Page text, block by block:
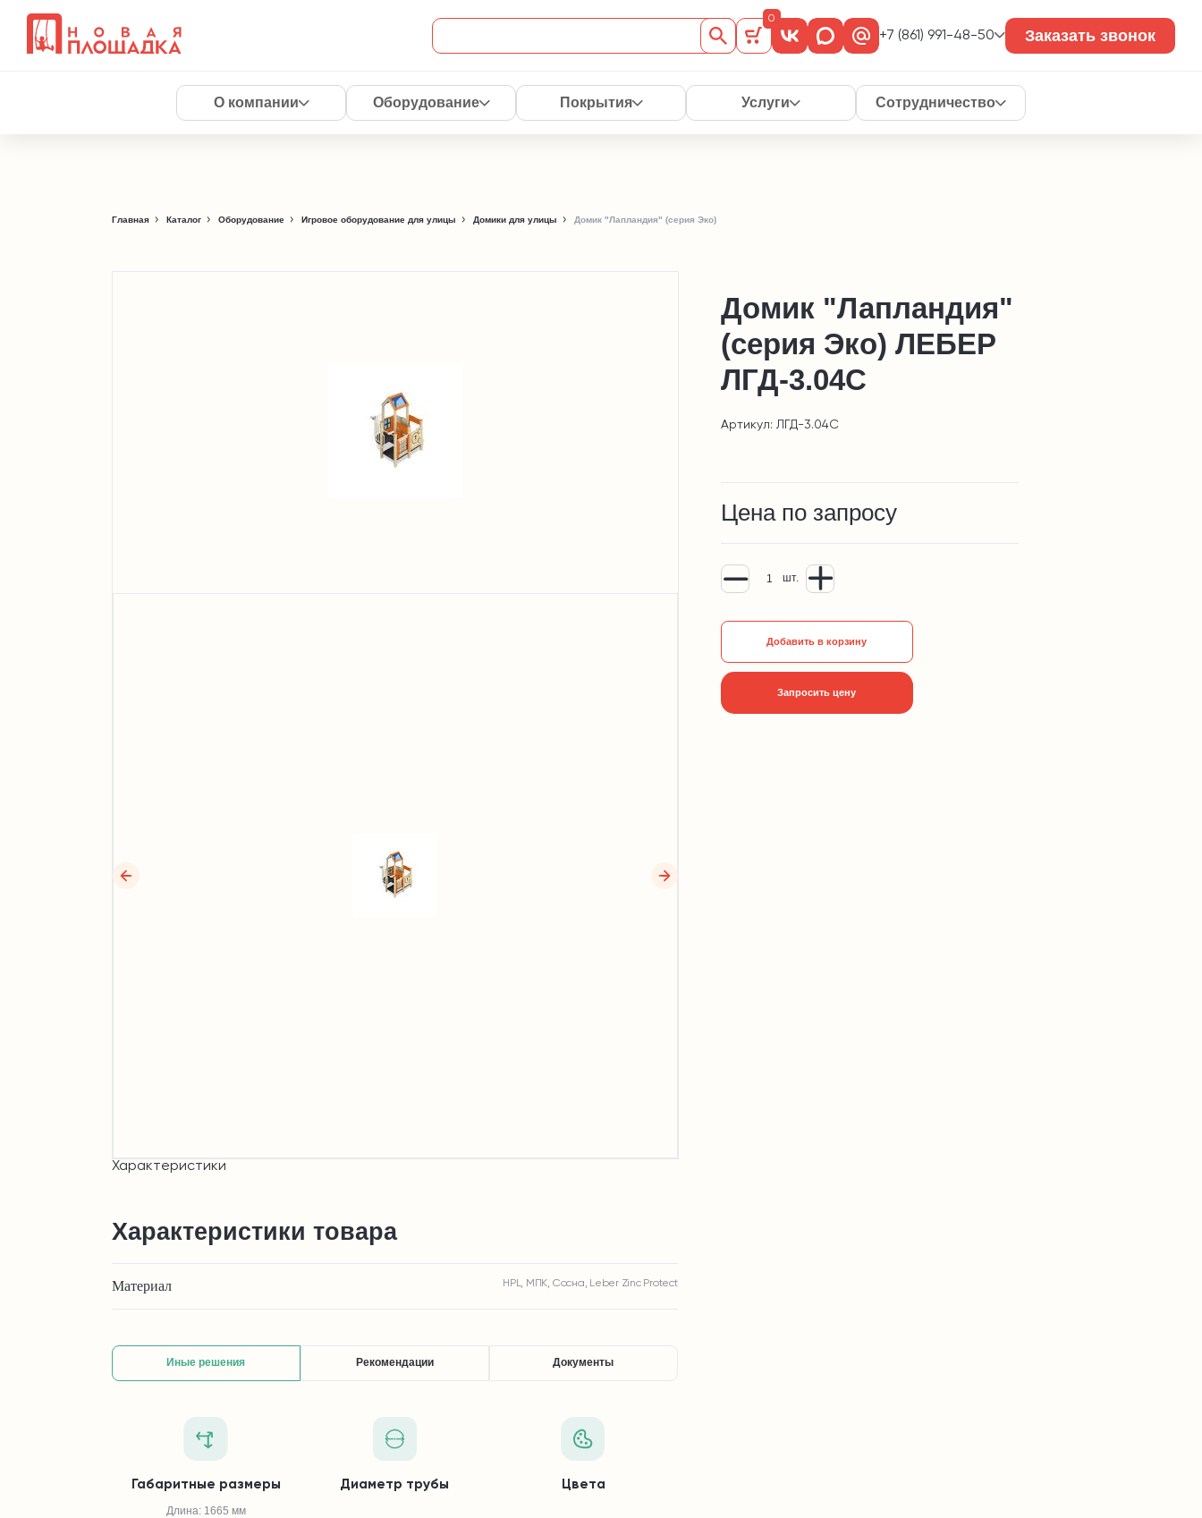
0
+7 (861) 991-48-50 Заказать звонок
О компании Оборудование Покрытия Услуги Сотрудничество
Главная Каталог Оборудование Игровое оборудование для улицы Домики для улицы Домик "Лапландия" (серия Эко)
Домик "Лапландия"
(серия Эко) ЛЕБЕР
ЛГД-3.04С
Артикул: ЛГД-3.04С
Цена по запросу
шт.
Добавить в корзину
Запросить цену
Характеристики
Характеристики товара
Материал HPL, МПК, Сосна, Leber Zinc Protect
Иные решения Рекомендации Документы
Габаритные размеры
Длина: 1665 мм
Диаметр трубы Цвета